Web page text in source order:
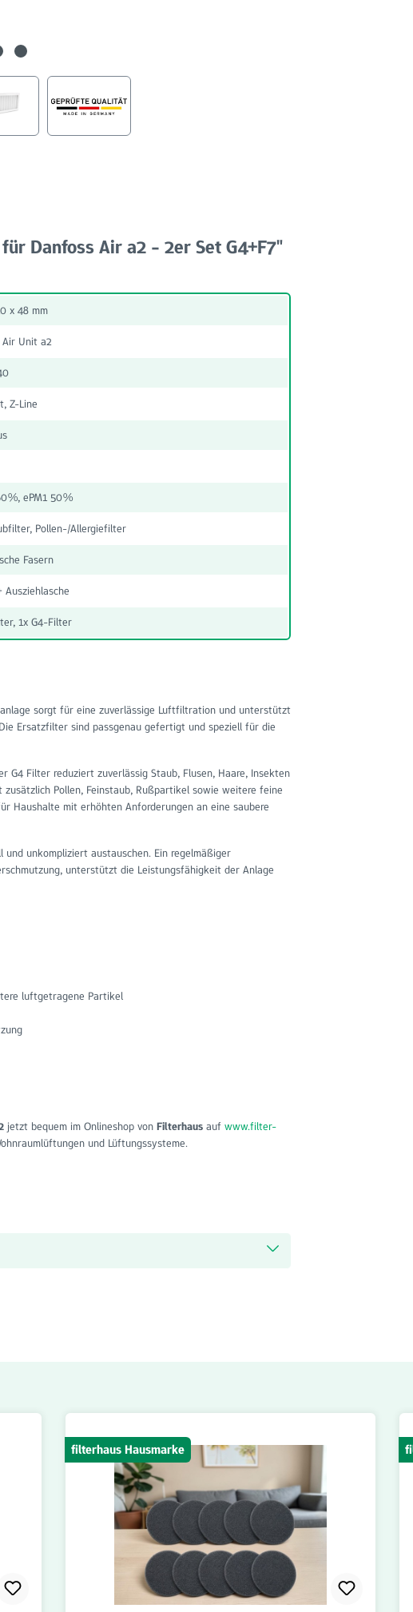
Danfoss Air a2 - 2er Set G4+F7"
x 48 mm
Air Unit a2
Z-Line
ePM1 50%
Pollen-/Allergiefilter
Fasern
Ausziehlasche
1x G4-Filter
sorgt für eine zuverlässige Luftfiltration und unterstützt
Ersatzfilter sind passgenau gefertigt und speziell für die
G4 Filter reduziert zuverlässig Staub, Flusen, Haare, Insekten
Pollen, Feinstaub, Rußpartikel sowie weitere feine
Haushalte mit erhöhten Anforderungen an eine saubere
unkompliziert austauschen. Ein regelmäßiger
unterstützt die Leistungsfähigkeit der Anlage
luftgetragene Partikel
jetzt bequem im Onlineshop von Filterhaus auf www.filter-
und Lüftungssysteme.
filterhaus Hausmarke